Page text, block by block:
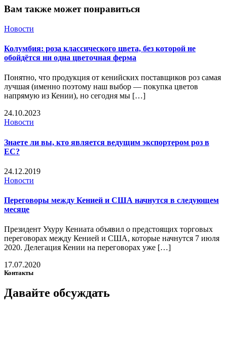
Вам также может понравиться
Новости
Колумбия: роза классического цвета, без которой не
обойдётся ни одна цветочная ферма
Понятно, что продукция от кенийских поставщиков роз самая
лучшая (именно поэтому наш выбор — покупка цветов
напрямую из Кении), но сегодня мы […]
24.10.2023
Новости
Знаете ли вы, кто является ведущим экспортером роз в
ЕС?
24.12.2019
Новости
Переговоры между Кенией и США начнутся в следующем
месяце
Президент Ухуру Кениата объявил о предстоящих торговых
переговорах между Кенией и США, которые начнутся 7 июля
2020. Делегация Кении на переговорах уже […]
17.07.2020
Контакты
Давайте обсуждать